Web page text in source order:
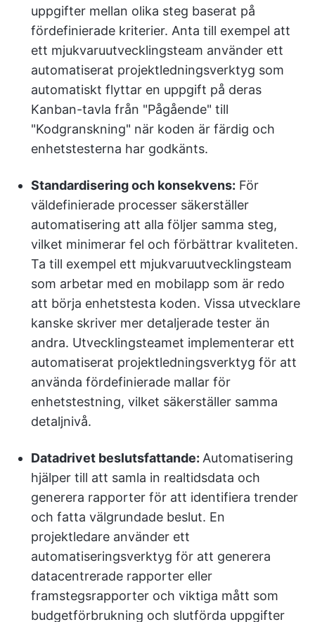
uppgifter mellan olika steg baserat på
fördefinierade kriterier. Anta till exempel att
ett mjukvaruutvecklingsteam använder ett
automatiserat projektledningsverktyg som
automatiskt flyttar en uppgift på deras
Kanban-tavla från "Pågående" till
"Kodgranskning" när koden är färdig och
enhetstesterna har godkänts.
Standardisering och konsekvens: För
väldefinierade processer säkerställer
automatisering att alla följer samma steg,
vilket minimerar fel och förbättrar kvaliteten.
Ta till exempel ett mjukvaruutvecklingsteam
som arbetar med en mobilapp som är redo
att börja enhetstesta koden. Vissa utvecklare
kanske skriver mer detaljerade tester än
andra. Utvecklingsteamet implementerar ett
automatiserat projektledningsverktyg för att
använda fördefinierade mallar för
enhetstestning, vilket säkerställer samma
detaljnivå.
Datadrivet beslutsfattande: Automatisering
hjälper till att samla in realtidsdata och
generera rapporter för att identifiera trender
och fatta välgrundade beslut. En
projektledare använder ett
automatiseringsverktyg för att generera
datacentrerade rapporter eller
framstegsrapporter och viktiga mått som
budgetförbrukning och slutförda uppgifter